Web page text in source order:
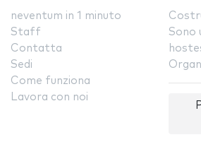
neventum in 1 minuto
Staff
Contatta
Sedi
Come funziona
Lavora con noi
Sono